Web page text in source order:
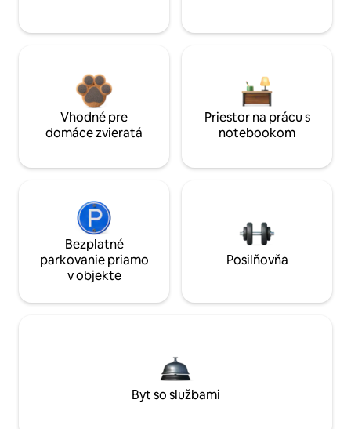
Vhodné pre
domáce zvieratá
Priestor na prácu s
notebookom
Bezplatné
parkovanie priamo
v objekte
Posilňovňa
Byt so službami